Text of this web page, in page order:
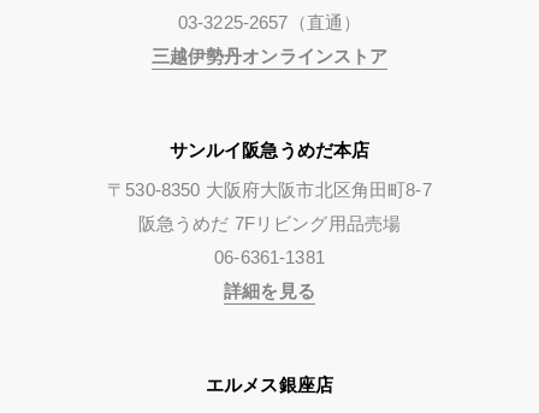
03-3225-2657（直通）
三越伊勢丹オンラインストア
サンルイ阪急うめだ本店
〒530-8350 大阪府大阪市北区角田町8-7
阪急うめだ 7Fリビング用品売場
06-6361-1381
詳細を見る
エルメス銀座店